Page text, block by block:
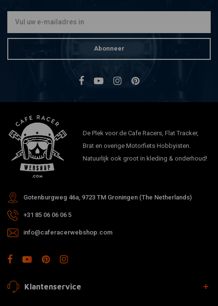
Abonneer
De Plek voor de Cafe Racers, Flat Tracker,
Brat en overige Motorfiets Hobbyisten.
Natuurlijk ook groot in kleding & onderhoud!
Gotenburgweg 46a, 9723 TM Groningen (The Netherlands)
+31 85 06 06 06 5
info@caferacerwebshop.com
Klantenservice